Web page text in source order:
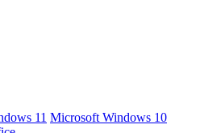
11 Microsoft Windows 10